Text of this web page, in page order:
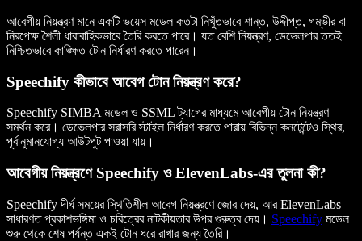
আবেগীয় নিয়ন্ত্রণ মানে একটি ভয়েস মডেল কতটা নিখুঁতভাবে শান্ত, উদ্দীপ্ত, গম্ভীর বা
নিরপেক্ষ শৈলী ধারাবাহিকভাবে তৈরি করতে পারে। যত বেশি নিয়ন্ত্রণ, ডেভেলপার ততই
নিশ্চিতভাবে কাঙ্ক্ষিত টোন নির্ধারণ করতে পারেন।
Speechify কীভাবে আবেগ টোন নিয়ন্ত্রণ করে?
Speechify SIMBA মডেল ও SSML ট্যাগের মাধ্যমে আবেগীয় টোন নিয়ন্ত্রণ
সমর্থন করে। ডেভেলপার সরাসরি স্টাইল নির্ধারণ করতে পারায় বিভিন্ন কনটেন্টেও স্থির,
পূর্বানুমানযোগ্য আউটপুট পাওয়া যায়।
আবেগীয় নিয়ন্ত্রণে Speechify ও ElevenLabs-এর তুলনা কী?
Speechify দীর্ঘ সময়ের স্থিতিশীল আবেগ নিয়ন্ত্রণে জোর দেয়, আর ElevenLabs
সাধারণত প্রকাশভঙ্গিমা ও চরিত্রের নাটকীয়তার উপর গুরুত্ব দেয়। Speechify মডেল
শুরু থেকে শেষ পর্যন্ত একই টোন ধরে রাখার জন্য তৈরি।